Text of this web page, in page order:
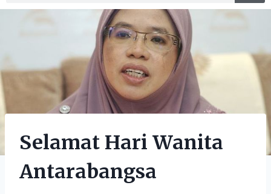
Selamat Hari Wanita
Antarabangsa